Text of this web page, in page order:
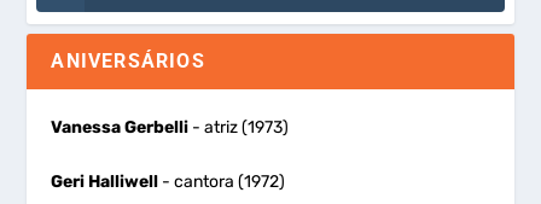
ANIVERSÁRIOS
Vanessa Gerbelli - atriz (1973)
Geri Halliwell - cantora (1972)